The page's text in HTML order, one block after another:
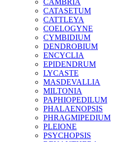
CAMBRIA
CATASETUM
CATTLEYA
COELOGYNE
CYMBIDIUM
DENDROBIUM
ENCYCLIA
EPIDENDRUM
LYCASTE
MASDEVALLIA
MILTONIA
PAPHIOPEDILUM
PHALAENOPSIS
PHRAGMIPEDIUM
PLEIONE
PSYCHOPSIS